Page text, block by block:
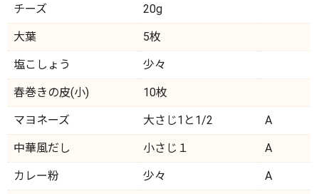
チーズ 20g
大葉 5枚
塩こしょう 少々
春巻きの皮(小) 10枚
マヨネーズ 大さじ1と1/2 A
中華風だし 小さじ１ A
カレー粉 少々 A